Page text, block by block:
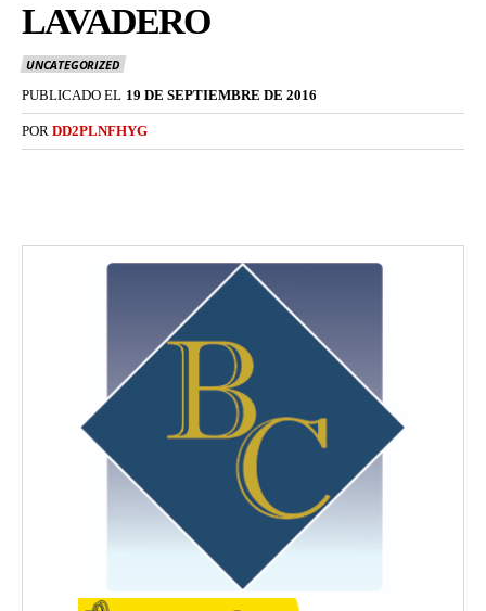
LAVADERO
UNCATEGORIZED
PUBLICADO EL 19 DE SEPTIEMBRE DE 2016
POR DD2PLNFHYG